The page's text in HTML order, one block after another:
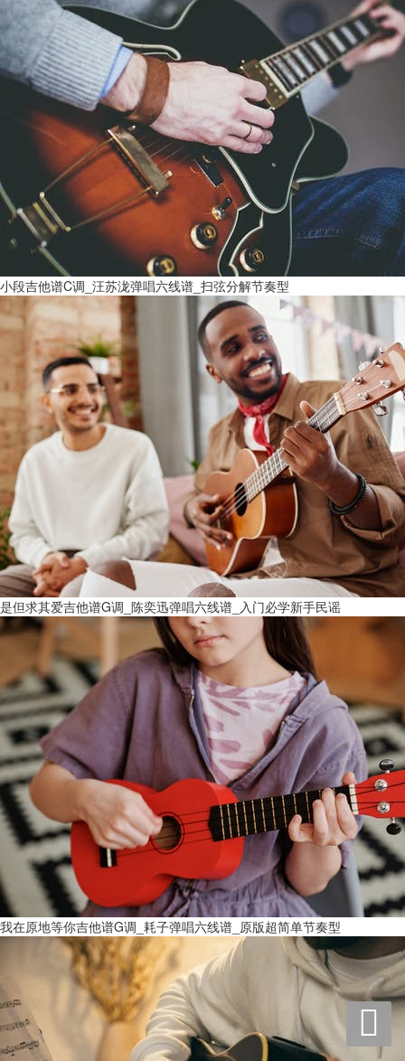
小段吉他谱C调_汪苏泷弹唱六线谱_扫弦分解节奏型
是但求其爱吉他谱G调_陈奕迅弹唱六线谱_入门必学新手民谣
我在原地等你吉他谱G调_耗子弹唱六线谱_原版超简单节奏型
